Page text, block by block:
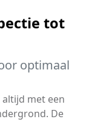
tot
optimaal
met een
De